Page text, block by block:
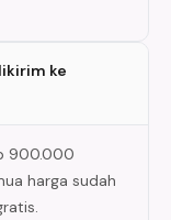
ke
900.000
harga sudah